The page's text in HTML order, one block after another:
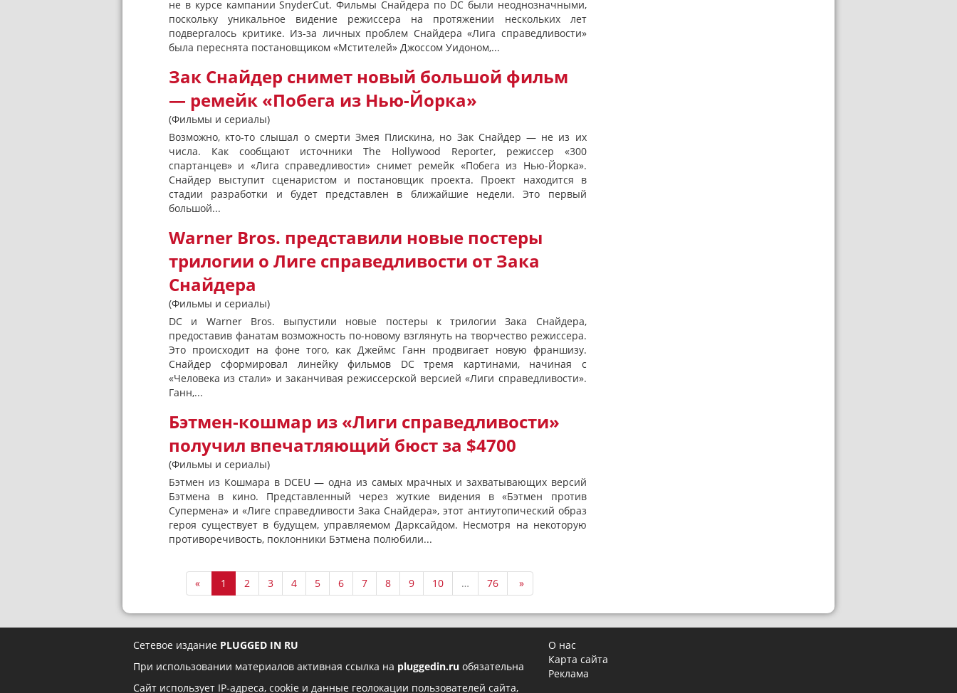
не в курсе кампании SnyderCut. Фильмы Снайдера по DC были неоднозначными,
поскольку уникальное видение режиссера на протяжении нескольких лет
подвергалось критике. Из-за личных проблем Снайдера «Лига справедливости»
была переснята постановщиком «Мстителей» Джоссом Уидоном,...
Зак Снайдер снимет новый большой фильм
— ремейк «Побега из Нью-Йорка»
(Фильмы и сериалы)
Возможно, кто-то слышал о смерти Змея Плискина, но Зак Снайдер — не из их
числа. Как сообщают источники The Hollywood Reporter, режиссер «300
спартанцев» и «Лига справедливости» снимет ремейк «Побега из Нью-Йорка».
Снайдер выступит сценаристом и постановщик проекта. Проект находится в
стадии разработки и будет представлен в ближайшие недели. Это первый
большой...
Warner Bros. представили новые постеры
трилогии о Лиге справедливости от Зака
Снайдера
(Фильмы и сериалы)
DC и Warner Bros. выпустили новые постеры к трилогии Зака ​​Снайдера,
предоставив фанатам возможность по-новому взглянуть на творчество режиссера.
Это происходит на фоне того, как Джеймс Ганн продвигает новую франшизу.
Снайдер сформировал линейку фильмов DC тремя картинами, начиная с
«Человека из стали» и заканчивая режиссерской версией «Лиги справедливости».
Ганн,...
Бэтмен-кошмар из «Лиги справедливости»
получил впечатляющий бюст за $4700
(Фильмы и сериалы)
Бэтмен из Кошмара в DCEU — одна из самых мрачных и захватывающих версий
Бэтмена в кино. Представленный через жуткие видения в «Бэтмен против
Супермена» и «Лиге справедливости Зака ​​Снайдера», этот антиутопический образ
героя существует в будущем, управляемом Дарксайдом. Несмотря на некоторую
противоречивость, поклонники Бэтмена полюбили...
« 1 2 3 4 5 6 7 8 9 10 … 76 »
Сетевое издание PLUGGED IN RU
При использовании материалов активная ссылка на pluggedin.ru обязательна
Сайт использует IP-адреса, cookie и данные геолокации пользователей сайта,
О нас
Карта сайта
Реклама